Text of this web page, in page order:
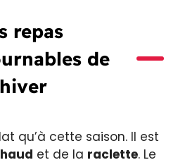
repas
de
qu’à cette saison. Il est
et de la raclette. Le